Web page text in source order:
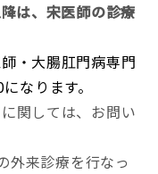
は、宋医師の診療
・大腸肛門病専門
なります。
関しては、お問い
外来診療を行なっ